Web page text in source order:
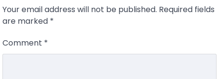
Your email address will not be published. Required fields
are marked *
Comment *